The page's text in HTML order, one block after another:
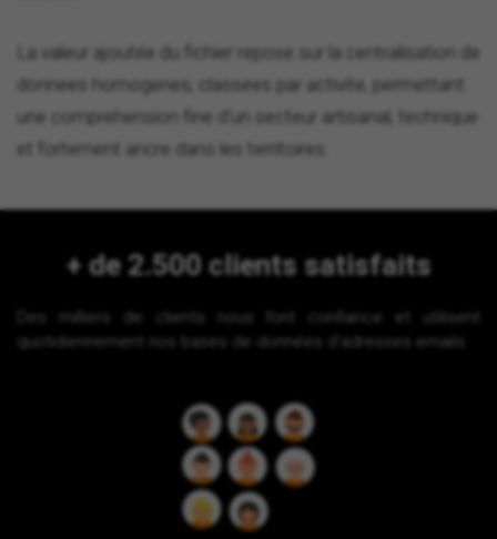
La valeur ajoutée du fichier repose sur la centralisation de
donnees homogenes, classees par activite, permettant
une comprehension fine d'un secteur artisanal, technique
et fortement ancre dans les territoires.
+ de 2.500 clients satisfaits
Des milliers de clients nous font confiance et utilisent
quotidiennement nos bases de données d'adresses emails.